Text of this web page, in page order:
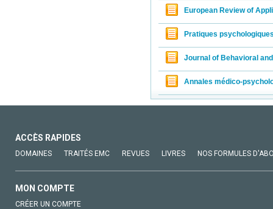
European Review of
Pratiques
Journal of Behavioral
Annales médico-
ACCÈS RAPIDES
DOMAINES TRAITÉS EMC REVUES LIVRES NOS FORMULES
MON COMPTE
CRÉER UN COMPTE